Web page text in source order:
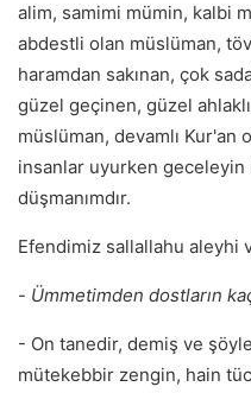
alim, samimi mümin, kalbi
abdestli olan müslüman,
haramdan sakınan, çok
güzel geçinen, güzel
müslüman, devamlı Kur'an
insanlar uyurken geceleyin
düşmanımdır.
Efendimiz sallallahu aleyhi
- Ümmetimden dostların
- On tanedir, demiş ve
mütekebbir zengin, hain